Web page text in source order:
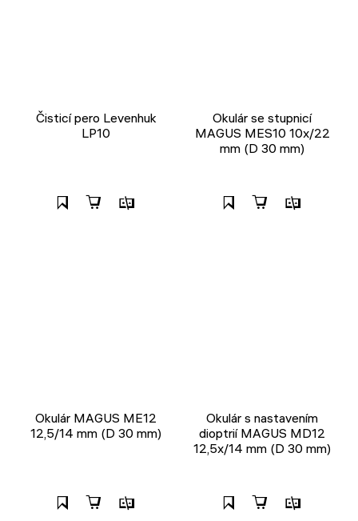
Čisticí pero Levenhuk
LP10
Okulár se stupnicí
MAGUS MES10 10х/22
mm (D 30 mm)
Okulár MAGUS ME12
12,5/14 mm (D 30 mm)
Okulár s nastavením
dioptrií MAGUS MD12
12,5х/14 mm (D 30 mm)